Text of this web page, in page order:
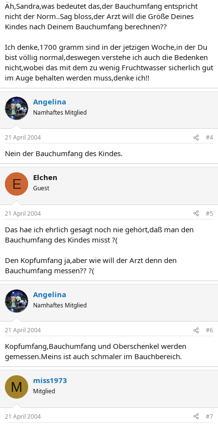
Äh,Sandra,was bedeutet das,der Bauchumfang entspricht
nicht der Norm..Sag bloss,der Arzt will die Größe Deines
Kindes nach Deinem Bauchumfang berechnen??
Ich denke,1700 gramm sind in der jetzigen Woche,in der Du
bist völlig normal,deswegen verstehe ich auch die Bedenken
nicht,wobei das mit dem zu wenig Fruchtwasser sicherlich gut
im Auge behalten werden muss,denke ich!!
Angelina
Namhaftes Mitglied
21 April 2004 #4
Nein der Bauchumfang des Kindes.
E Elchen
Guest
21 April 2004 #5
Das hae ich ehrlich gesagt noch nie gehört,daß man den
Bauchumfang des Kindes misst ?(
Den Kopfumfang ja,aber wie will der Arzt denn den
Bauchumfang messen?? ?(
Angelina
Namhaftes Mitglied
21 April 2004 #6
Kopfumfang,Bauchumfang und Oberschenkel werden
gemessen.Meins ist auch schmaler im Bauchbereich.
M miss1973
Mitglied
21 April 2004 #7